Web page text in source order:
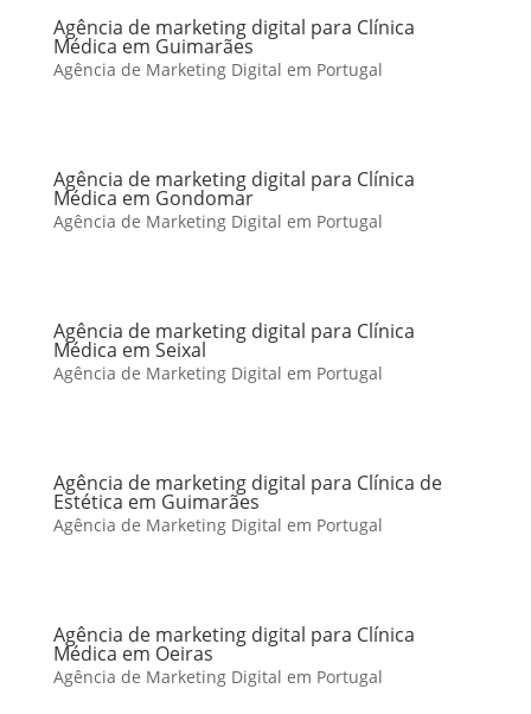
Agência de marketing digital para Clínica
Médica em Guimarães
Agência de Marketing Digital em Portugal
Agência de marketing digital para Clínica
Médica em Gondomar
Agência de Marketing Digital em Portugal
Agência de marketing digital para Clínica
Médica em Seixal
Agência de Marketing Digital em Portugal
Agência de marketing digital para Clínica de
Estética em Guimarães
Agência de Marketing Digital em Portugal
Agência de marketing digital para Clínica
Médica em Oeiras
Agência de Marketing Digital em Portugal